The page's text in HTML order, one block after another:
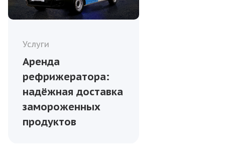
Услуги
Аренда
рефрижератора:
надёжная доставка
замороженных
продуктов